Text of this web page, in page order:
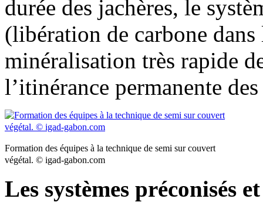
durée des jachères, le
(libération de carbone
minéralisation très rapide
l’itinérance permanente
Formation des équipes à la technique de semi sur couvert
végétal. © igad-gabon.com
Les systèmes préconisés